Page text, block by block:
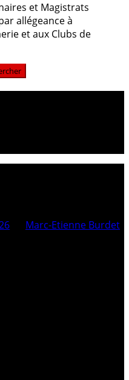
et Magistrats
allégeance à
et aux Clubs de
Marc-Etienne Burdet